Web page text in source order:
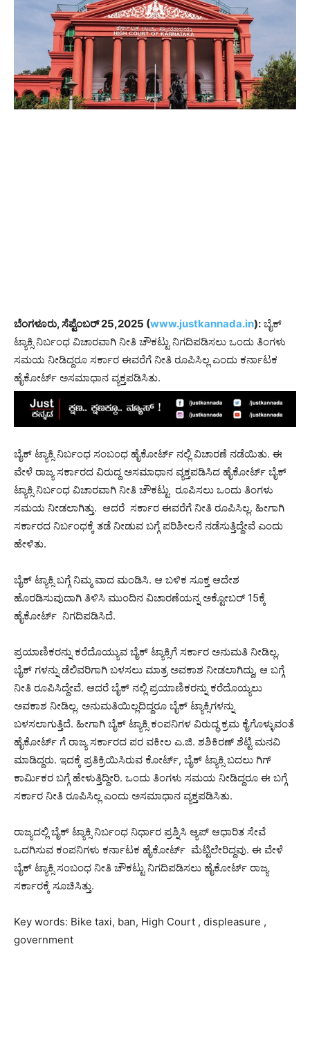
ಬೆಂಗಳೂರು, ಸೆಪ್ಟೆಂಬರ್​ 25,2025 (www.justkannada.in): ಬೈಕ್​
ಟ್ಯಾಕ್ಸಿ ನಿರ್ಬಂಧ ವಿಚಾರವಾಗಿ ನೀತಿ ಚೌಕಟ್ಟು ನಿಗದಿಪಡಿಸಲು ಒಂದು ತಿಂಗಳು
ಸಮಯ ನೀಡಿದ್ದರೂ ಸರ್ಕಾರ ಈವರೆಗೆ ನೀತಿ ರೂಪಿಸಿಲ್ಲ ಎಂದು ಕರ್ನಾಟಕ
ಹೈಕೋರ್ಟ್ ಅಸಮಾಧಾನ ವ್ಯಕ್ತಪಡಿಸಿತು.
ಬೈಕ್​ ಟ್ಯಾಕ್ಸಿ ನಿರ್ಬಂಧ ಸಂಬಂಧ ಹೈಕೋರ್ಟ್ ನಲ್ಲಿ ವಿಚಾರಣೆ ನಡೆಯಿತು. ಈ
ವೇಳೆ ರಾಜ್ಯ ಸರ್ಕಾರದ ವಿರುದ್ದ ಅಸಮಾಧಾನ ವ್ಯಕ್ತಪಡಿಸಿದ ಹೈಕೋರ್ಟ್ ಬೈಕ್​
ಟ್ಯಾಕ್ಸಿ ನಿರ್ಬಂಧ ವಿಚಾರವಾಗಿ ನೀತಿ ಚೌಕಟ್ಟು ರೂಪಿಸಲು ಒಂದು ತಿಂಗಳು
ಸಮಯ ನೀಡಲಾಗಿತ್ತು. ಆದರೆ ಸರ್ಕಾರ ಈವರೆಗೆ ನೀತಿ ರೂಪಿಸಿಲ್ಲ. ಹೀಗಾಗಿ
ಸರ್ಕಾರದ ನಿರ್ಬಂಧಕ್ಕೆ ತಡೆ ನೀಡುವ ಬಗ್ಗೆ ಪರಿಶೀಲನೆ ನಡೆಸುತ್ತಿದ್ದೇವೆ ಎಂದು
ಹೇಳಿತು.
ಬೈಕ್ ಟ್ಯಾಕ್ಸಿ ಬಗ್ಗೆ ನಿಮ್ಮ ವಾದ ಮಂಡಿಸಿ. ಆ ಬಳಿಕ ಸೂಕ್ತ ಆದೇಶ
ಹೊರಡಿಸುವುದಾಗಿ ತಿಳಿಸಿ ಮುಂದಿನ​ ವಿಚಾರಣೆಯನ್ನ ಅಕ್ಟೋಬರ್​ 15ಕ್ಕೆ
ಹೈಕೋರ್ಟ್ ನಿಗದಿಪಡಿಸಿದೆ.
ಪ್ರಯಾಣಿಕರನ್ನು ಕರೆದೊಯ್ಯುವ ಬೈಕ್​ ಟ್ಯಾಕ್ಸಿಗೆ ಸರ್ಕಾರ ಅನುಮತಿ ನೀಡಿಲ್ಲ.
ಬೈಕ್ ಗಳನ್ನು ಡೆಲಿವರಿಗಾಗಿ ಬಳಸಲು ಮಾತ್ರ ಅವಕಾಶ ನೀಡಲಾಗಿದ್ದು, ಆ ಬಗ್ಗೆ
ನೀತಿ ರೂಪಿಸಿದ್ದೇವೆ. ಆದರೆ ಬೈಕ್ ನಲ್ಲಿ ಪ್ರಯಾಣಿಕರನ್ನು ಕರೆದೊಯ್ಯಲು
ಅವಕಾಶ ನೀಡಿಲ್ಲ. ಅನುಮತಿಯಿಲ್ಲದಿದ್ದರೂ ಬೈಕ್ ಟ್ಯಾಕ್ಸಿಗಳನ್ನು
ಬಳಸಲಾಗುತ್ತಿದೆ. ಹೀಗಾಗಿ ಬೈಕ್ ಟ್ಯಾಕ್ಸಿ ಕಂಪನಿಗಳ ವಿರುದ್ಧ ಕ್ರಮ ಕೈಗೊಳ್ಳುವಂತೆ
ಹೈಕೋರ್ಟ್​ ಗೆ ರಾಜ್ಯ ಸರ್ಕಾರದ ಪರ ವಕೀಲ ಎ.ಜಿ. ಶಶಿಕಿರಣ್ ಶೆಟ್ಟಿ ಮನವಿ
ಮಾಡಿದ್ದರು. ಇದಕ್ಕೆ ಪ್ರತಿಕ್ರಿಯಿಸಿರುವ ಕೋರ್ಟ್​, ಬೈಕ್ ಟ್ಯಾಕ್ಸಿ ಬದಲು ಗಿಗ್
ಕಾರ್ಮಿಕರ ಬಗ್ಗೆ ಹೇಳುತ್ತಿದ್ದೀರಿ. ಒಂದು ತಿಂಗಳು ಸಮಯ ನೀಡಿದ್ದರೂ ಈ ಬಗ್ಗೆ
ಸರ್ಕಾರ ನೀತಿ ರೂಪಿಸಿಲ್ಲ ಎಂದು ಅಸಮಾಧಾನ ವ್ಯಕ್ತಪಡಿಸಿತು.
ರಾಜ್ಯದಲ್ಲಿ ಬೈಕ್ ಟ್ಯಾಕ್ಸಿ ನಿರ್ಬಂಧ ನಿರ್ಧಾರ ಪ್ರಶ್ನಿಸಿ ಆ್ಯಪ್ ಆಧಾರಿತ ಸೇವೆ
ಒದಗಿಸುವ ಕಂಪನಿಗಳು ಕರ್ನಾಟಕ ಹೈಕೋರ್ಟ್ ಮೆಟ್ಟಿಲೇರಿದ್ದವು. ಈ ವೇಳೆ
ಬೈಕ್ ಟ್ಯಾಕ್ಸಿ ಸಂಬಂಧ ನೀತಿ ಚೌಕಟ್ಟು ನಿಗದಿಪಡಿಸಲು ಹೈಕೋರ್ಟ್ ರಾಜ್ಯ
ಸರ್ಕಾರಕ್ಕೆ ಸೂಚಿಸಿತ್ತು.
Key words: Bike taxi, ban, High Court , displeasure ,
government